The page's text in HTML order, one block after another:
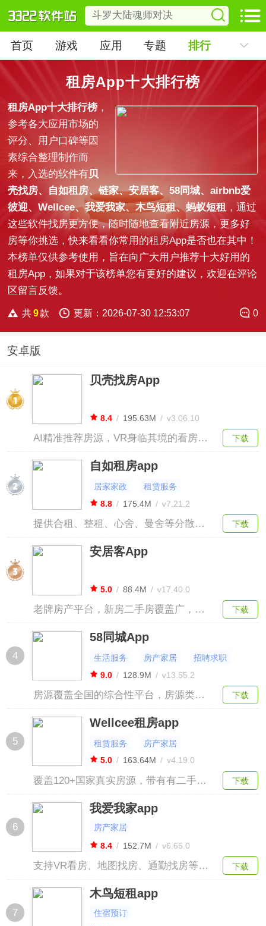
首页 游戏 应用 专题 排行
租房App十大排行榜
租房App十大排行榜 ，
参考各大应用市场的
评分、用户口碑等因
素综合整理制作而
来，入选的软件有贝
壳找房、自如租房、链家、安居客、58同城、airbnb爱
彼迎、Wellcee、我爱我家、木鸟短租、蚂蚁短租 ，通过
这些软件找房更方便，随时随地查看附近房源，更多好
房等你挑选，快来看看你常用的租房App是否也在其中！
本榜单仅供参考使用，旨在向广大用户推荐十大好用的
租房App，如果对于该榜单您有更好的建议，欢迎在评论
区留言反馈。
共9款 更新：2026-07-30 12:53:07 0
安卓版
贝壳找房App
8.4 / 195.63M / v3.06.10
AI精准推荐房源，VR身临其境的看房体
下载
自如租房app
居家家政
租赁服务
8.8 / 175.4M / v7.21.2
提供合租、整租、心舍、曼舍等分散式
居住产品，24小时云管家快速响应维
下载
安居客App
5.0 / 88.4M / v17.40.0
老牌房产平台，新房二手房覆盖广，拥
能可查看小区价格波动。
下载
4
58同城App
生活服务 房产家居
招聘求职
居家家政
9.0 / 128.9M / v13.55.2
房源覆盖全国的综合性平台，房源类型
求，视频找房带你查看房屋细节。
下载
5
Wellcee租房app
租赁服务
房产家居
5.0 / 163.64M / v4.19.0
覆盖120+国家真实房源，带有有二手买
在生活娱乐方面的需求。
下载
6
我爱我家app
房产家居
8.4 / 152.7M / v6.65.0
支持VR看房、地图找房、通勤找房等多
门店，可提供专业的租房咨询和交易服
下载
7
木鸟短租app
住宿预订